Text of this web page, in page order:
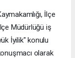
İlçe
Müdürlüğü iş
İyilik" konulu
olarak